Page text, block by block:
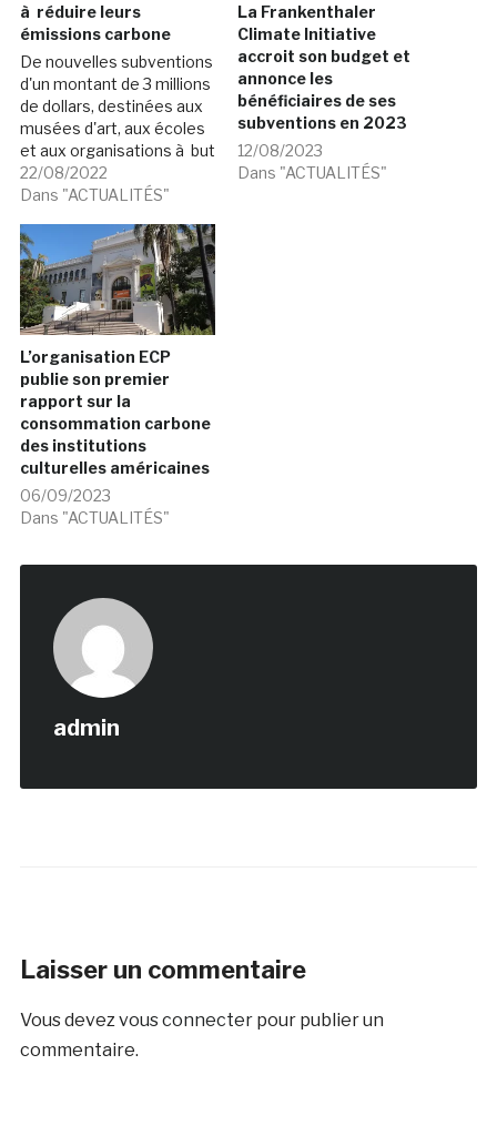
à réduire leurs
émissions carbone
De nouvelles subventions
d'un montant de 3 millions
de dollars, destinées aux
musées d'art, aux écoles
et aux organisations à but
non lucratif de 19 à‰tats,
représentent le deuxième
dans le cadre de la
Frankenthaler Climate
Initiative de la fondation.
Cette dernière entend
verser 10 millions…
22/08/2022
Dans "ACTUALITÉS"
La Frankenthaler
Climate Initiative
accroit son budget et
annonce les
bénéficiaires de ses
subventions en 2023
12/08/2023
Dans "ACTUALITÉS"
L’organisation ECP
publie son premier
rapport sur la
consommation carbone
des institutions
culturelles américaines
06/09/2023
Dans "ACTUALITÉS"
admin
Laisser un commentaire
Vous devezvous connecterpour publier un
commentaire.